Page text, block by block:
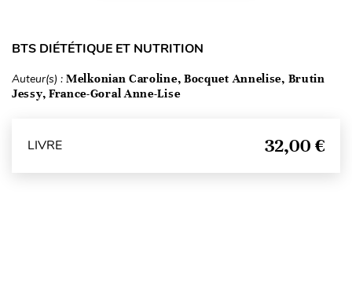
BTS DIÉTÉTIQUE ET NUTRITION
Auteur(s) : Melkonian Caroline, Bocquet Annelise, Brutin
Jessy, France-Goral Anne-Lise
LIVRE 32,00 €